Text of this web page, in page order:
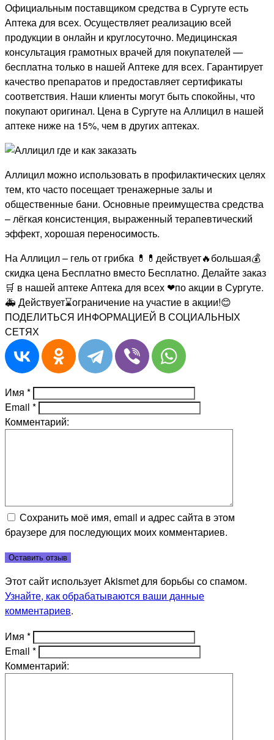
Официальным поставщиком средства в Сургуте есть
Аптека для всех. Осуществляет реализацию всей
продукции в онлайн и круглосуточно. Медицинская
консультация грамотных врачей для покупателей —
бесплатна только в нашей Аптеке для всех. Гарантирует
качество препаратов и предоставляет сертификаты
соответствия. Наши клиенты могут быть спокойны, что
покупают оригинал. Цена в Сургуте на Аллицил в нашей
аптеке ниже на 15%, чем в других аптеках.
Аллицил можно использовать в профилактических целях
тем, кто часто посещает тренажерные залы и
общественные бани. Основные преимущества средства
– лёгкая консистенция, выраженный терапевтический
эффект, хорошая переносимость.
На Аллицил – гель от грибка 💊💊действует🔥большая💰
скидка цена Бесплатно вместо Бесплатно. Делайте заказ
🛒 в нашей аптеке Аптека для всех ❤по акции в Сургуте.
🚑 Действует⌛ограничение на участие в акции!😊
ПОДЕЛИТЬСЯ ИНФОРМАЦИЕЙ В СОЦИАЛЬНЫХ
СЕТЯХ
Имя *
Email *
Комментарий:
Сохранить моё имя, email и адрес сайта в этом
браузере для последующих моих комментариев.
Этот сайт использует Akismet для борьбы со спамом.
Узнайте, как обрабатываются ваши данные
комментариев.
Имя *
Email *
Комментарий: